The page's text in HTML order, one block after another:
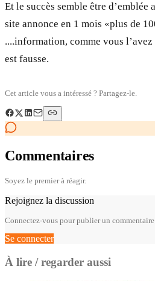
Et le succès semble être d’emblée
site annonce en 1 mois «plus de
....information, comme vous
est fausse.
Cet article vous a intéressé ? Partagez-le.
Commentaires
Soyez le premier à réagir.
Rejoignez la discussion
Connectez-vous pour publier un
Se connecter
À lire / regarder aussi